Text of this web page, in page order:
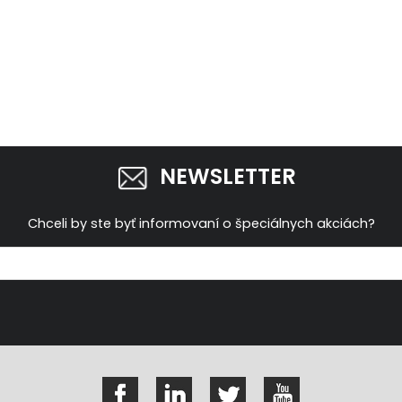
NEWSLETTER
Chceli by ste byť informovaní o špeciálnych akciách?